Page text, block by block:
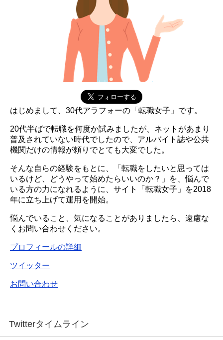
はじめまして、30代アラフォーの「転職女子」です。
20代半ばで転職を何度か試みましたが、ネットがあまり
普及されていない時代でしたので、アルバイト誌や公共
機関だけの情報が頼りでとても大変でした。
そんな自らの経験をもとに、「転職をしたいと思っては
いるけど、どうやって始めたらいいのか？」を、悩んで
いる方の力になれるように、サイト「転職女子」を2018
年に立ち上げて運用を開始。
悩んでいること、気になることがありましたら、遠慮な
くお問い合わせください。
プロフィールの詳細
ツイッター
お問い合わせ
Twitterタイムライン